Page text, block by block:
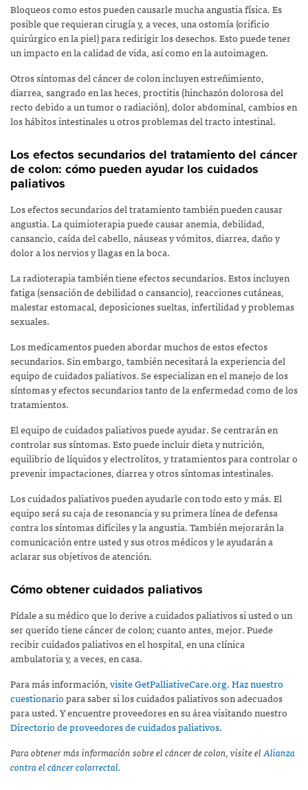
Bloqueos como estos pueden causarle mucha angustia física. Es
posible que requieran cirugía y, a veces, una ostomía (orificio
quirúrgico en la piel) para redirigir los desechos. Esto puede tener
un impacto en la calidad de vida, así como en la autoimagen.
Otros síntomas del cáncer de colon incluyen estreñimiento,
diarrea, sangrado en las heces, proctitis (hinchazón dolorosa del
recto debido a un tumor o radiación), dolor abdominal, cambios en
los hábitos intestinales u otros problemas del tracto intestinal.
Los efectos secundarios del tratamiento del cáncer
de colon: cómo pueden ayudar los cuidados
paliativos
Los efectos secundarios del tratamiento también pueden causar
angustia. La quimioterapia puede causar anemia, debilidad,
cansancio, caída del cabello, náuseas y vómitos, diarrea, daño y
dolor a los nervios y llagas en la boca.
La radioterapia también tiene efectos secundarios. Estos incluyen
fatiga (sensación de debilidad o cansancio), reacciones cutáneas,
malestar estomacal, deposiciones sueltas, infertilidad y problemas
sexuales.
Los medicamentos pueden abordar muchos de estos efectos
secundarios. Sin embargo, también necesitará la experiencia del
equipo de cuidados paliativos. Se especializan en el manejo de los
síntomas y efectos secundarios tanto de la enfermedad como de los
tratamientos.
El equipo de cuidados paliativos puede ayudar. Se centrarán en
controlar sus síntomas. Esto puede incluir dieta y nutrición,
equilibrio de líquidos y electrolitos, y tratamientos para controlar o
prevenir impactaciones, diarrea y otros síntomas intestinales.
Los cuidados paliativos pueden ayudarle con todo esto y más. El
equipo será su caja de resonancia y su primera línea de defensa
contra los síntomas difíciles y la angustia. También mejorarán la
comunicación entre usted y sus otros médicos y le ayudarán a
aclarar sus objetivos de atención.
Cómo obtener cuidados paliativos
Pídale a su médico que lo derive a cuidados paliativos si usted o un
ser querido tiene cáncer de colon; cuanto antes, mejor. Puede
recibir cuidados paliativos en el hospital, en una clínica
ambulatoria y, a veces, en casa.
Para más información,visite GetPalliativeCare.org.Haz nuestro
cuestionariopara saber si los cuidados paliativos son adecuados
para usted. Y encuentre proveedores en su área visitando nuestro
Directorio de proveedores de cuidados paliativos.
Para obtener más información sobre el cáncer de colon, visite elAlianza
contra el cáncer colorrectal.